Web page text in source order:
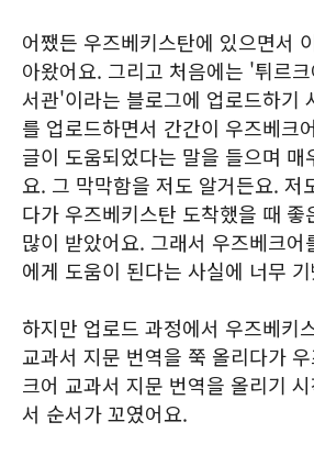
어쨌든 우즈베키스탄에 있으면서
아왔어요. 그리고 처음에는 '튀르
서관'이라는 블로그에 업로드하기
를 업로드하면서 간간이 우즈베크
글이 도움되었다는 말을 들으며 매
요. 그 막막함을 저도 알거든요. 저
다가 우즈베키스탄 도착했을 때 좋
많이 받았어요. 그래서 우즈베크
에게 도움이 된다는 사실에 너무
하지만 업로드 과정에서 우즈베키
교과서 지문 번역을 쭉 올리다가
크어 교과서 지문 번역을 올리기
서 순서가 꼬였어요.